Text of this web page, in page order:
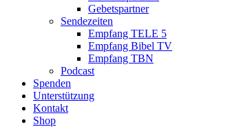
Gebetspartner
Sendezeiten
Empfang TELE 5
Empfang Bibel TV
Empfang TBN
Podcast
Spenden
Unterstützung
Kontakt
Shop